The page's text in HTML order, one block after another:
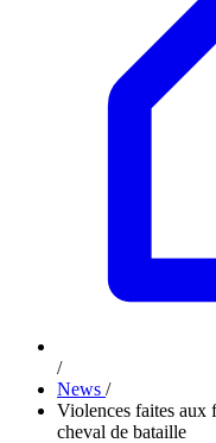
/
News /
Violences faites aux
cheval de bataille